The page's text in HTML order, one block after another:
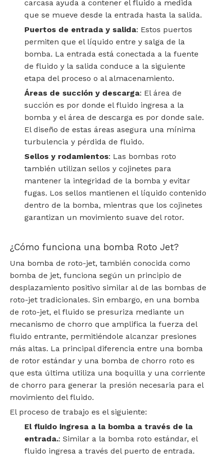
carcasa ayuda a contener el fluido a medida
que se mueve desde la entrada hasta la salida.
Puertos de entrada y salida: Estos puertos
permiten que el líquido entre y salga de la
bomba. La entrada está conectada a la fuente
de fluido y la salida conduce a la siguiente
etapa del proceso o al almacenamiento.
Áreas de succión y descarga: El área de
succión es por donde el fluido ingresa a la
bomba y el área de descarga es por donde sale.
El diseño de estas áreas asegura una mínima
turbulencia y pérdida de fluido.
Sellos y rodamientos: Las bombas roto
también utilizan sellos y cojinetes para
mantener la integridad de la bomba y evitar
fugas. Los sellos mantienen el líquido contenido
dentro de la bomba, mientras que los cojinetes
garantizan un movimiento suave del rotor.
¿Cómo funciona una bomba Roto Jet?
Una bomba de roto-jet, también conocida como
bomba de jet, funciona según un principio de
desplazamiento positivo similar al de las bombas de
roto-jet tradicionales. Sin embargo, en una bomba
de roto-jet, el fluido se presuriza mediante un
mecanismo de chorro que amplifica la fuerza del
fluido entrante, permitiéndole alcanzar presiones
más altas. La principal diferencia entre una bomba
de rotor estándar y una bomba de chorro roto es
que esta última utiliza una boquilla y una corriente
de chorro para generar la presión necesaria para el
movimiento del fluido.
El proceso de trabajo es el siguiente:
El fluido ingresa a la bomba a través de la
entrada.: Similar a la bomba roto estándar, el
fluido ingresa a través del puerto de entrada.